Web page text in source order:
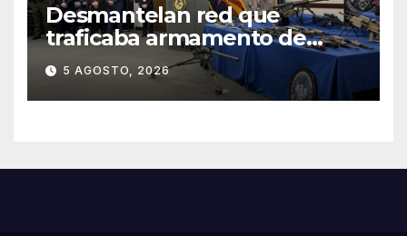
Desmantelan red que
traficaba armamento de
Arizona a México
5 AGOSTO, 2026